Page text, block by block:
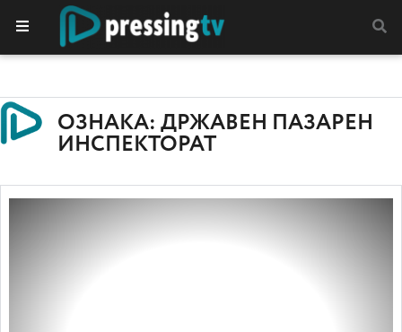
ОЗНАКА: ДРЖАВЕН ПАЗАРЕН
ИНСПЕКТОРАТ